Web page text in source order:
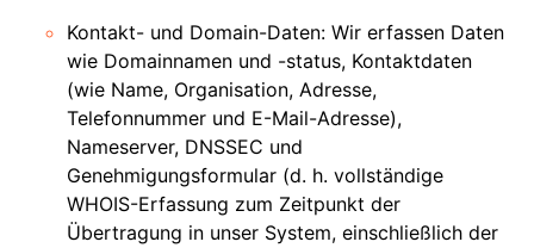
Kontakt- und Domain-Daten: Wir erfassen Daten
wie Domainnamen und -status, Kontaktdaten
(wie Name, Organisation, Adresse,
Telefonnummer und E-Mail-Adresse),
Nameserver, DNSSEC und
Genehmigungsformular (d. h. vollständige
WHOIS-Erfassung zum Zeitpunkt der
Übertragung in unser System, einschließlich der